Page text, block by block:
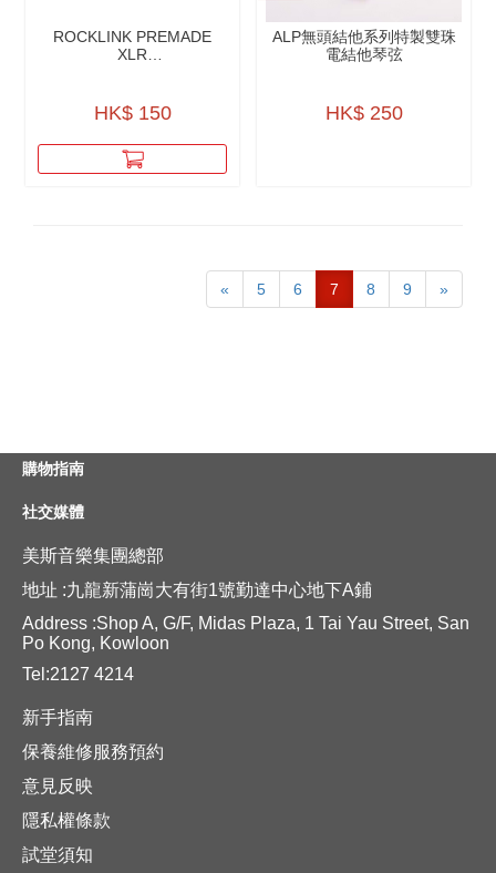
ROCKLINK PREMADE
XLR
HK$ 150
ALP無頭結他系列特製雙珠
電結他琴弦
HK$ 250
« 5 6 7 8 9 »
購物指南
社交媒體
美斯音樂集團總部
地址 :九龍新蒲崗大有街1號勤達中心地下A鋪
Address :Shop A, G/F, Midas Plaza, 1 Tai Yau Street, San
Po Kong, Kowloon
Tel:2127 4214
新手指南
保養維修服務預約
意見反映
隱私權條款
試堂須知